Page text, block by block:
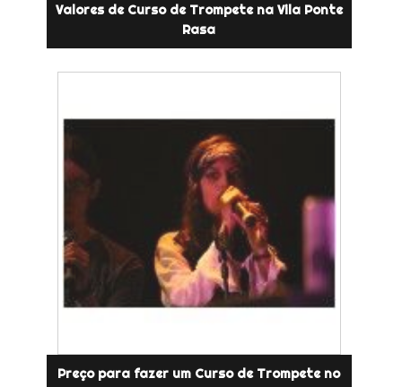
Valores de Curso de Trompete na Vila Ponte
Rasa
Preço para fazer um Curso de Trompete no